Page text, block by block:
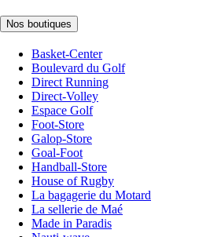
Nos boutiques
Basket-Center
Boulevard du Golf
Direct Running
Direct-Volley
Espace Golf
Foot-Store
Galop-Store
Goal-Foot
Handball-Store
House of Rugby
La bagagerie du Motard
La sellerie de Maé
Made in Paradis